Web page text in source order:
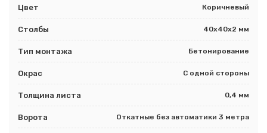
Цвет Коричневый
Столбы 40х40х2 мм
Тип монтажа Бетонирование
Окрас С одной стороны
Толщина листа 0,4 мм
Ворота Откатные без автоматики 3 метра